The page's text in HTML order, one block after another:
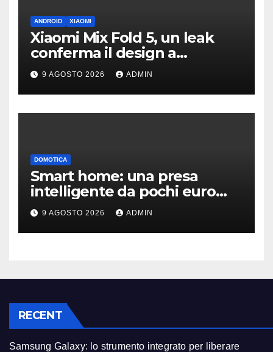
ANDROID XIAOMI
Xiaomi Mix Fold 5, un leak
conferma il design a
passaporto e HyperOS 4
9 AGOSTO 2026 ADMIN
DOMOTICA
Smart home: una presa
intelligente da pochi euro
può fare la differenza
9 AGOSTO 2026 ADMIN
RECENT
Samsung Galaxy: lo strumento integrato per liberare